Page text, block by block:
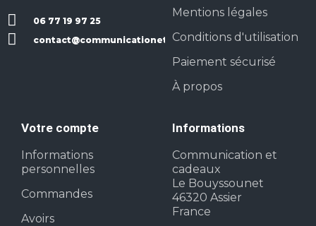
06 77 19 97 25
contact@communicationetcadeaux.fr
Mentions légales
Conditions d'utilisation
Paiement sécurisé
À propos
Votre compte
Informations
personnelles
Commandes
Avoirs
Informations
Communication et
cadeaux
Le Bouyssounet
46320 Assier
France